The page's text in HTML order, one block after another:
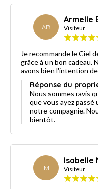
AB
Armelle
Visiteur
Je recommande le Ciel
grâce à un bon cadeau.
avons bien l'intention
Réponse du
Nous sommes ravis
que vous ayez
notre compagnie.
bientôt.
IM
Isabelle
Visiteur